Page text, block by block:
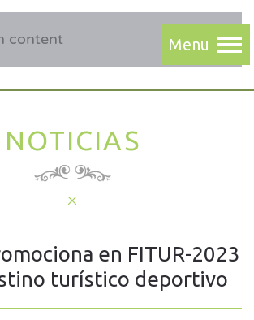
content
NOTICIAS
en FITUR-2023
turístico deportivo